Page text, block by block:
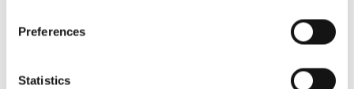
Preferences
Statistics
hon troligen att komma ihåg din restaurang och
middagar ute.